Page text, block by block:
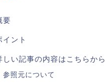
要
イント
しい記事の内容はこちらから
参照元について